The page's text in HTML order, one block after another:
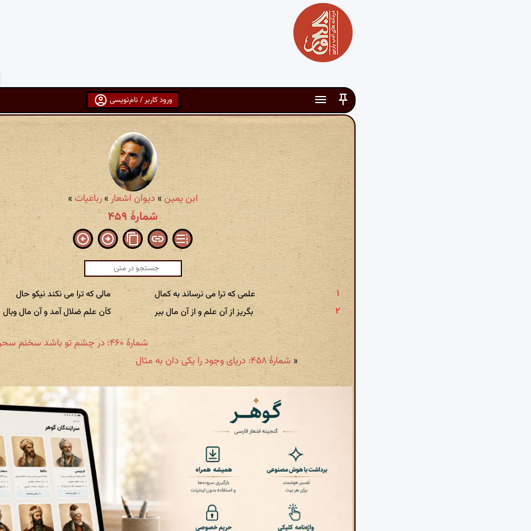
ورود کاربر / نام‌نویسی
ابن یمین» دیوان اشعار»رباعیات»
شمارهٔ ۴۵۹
علمی که ترا می نرساند به کمال
مالی که ترا می نکند نیکو حال
بگریز از آن علم و از آن مال ببر
کآن علم ضلال آمد و آن مال وبال
شمارهٔ ۴۶۰: در چشم تو باشد سخنم سحر حلال
« شمارهٔ ۴۵۸: دریای وجود را یکی دان به مثال